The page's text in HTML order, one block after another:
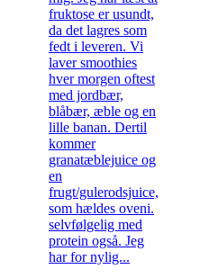
fruktose er usundt,
da det lagres som
fedt i leveren. Vi
laver smoothies
hver morgen oftest
med jordbær,
blåbær, æble og en
lille banan. Dertil
kommer
granatæblejuice og
en
frugt/gulerodsjuice,
som hældes oveni.
selvfølgelig med
protein også. Jeg
har for nylig...